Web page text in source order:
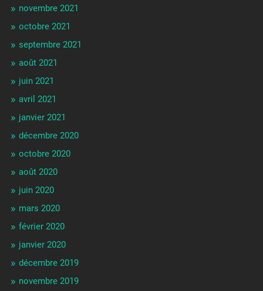
novembre 2021
octobre 2021
septembre 2021
août 2021
juin 2021
avril 2021
janvier 2021
décembre 2020
octobre 2020
août 2020
juin 2020
mars 2020
février 2020
janvier 2020
décembre 2019
novembre 2019